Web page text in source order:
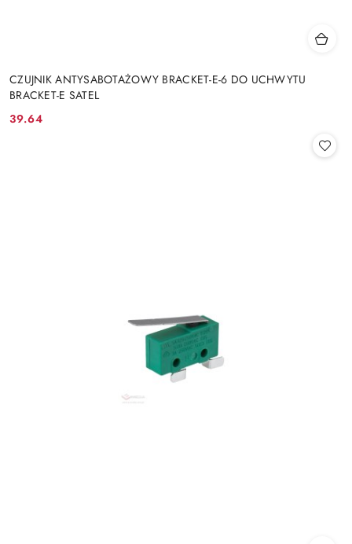
CZUJNIK ANTYSABOTAŻOWY BRACKET-E-6 DO UCHWYTU
BRACKET-E SATEL
Cena:
39.64